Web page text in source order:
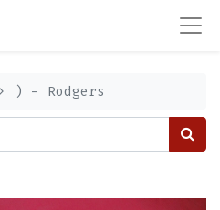
) - Rodgers